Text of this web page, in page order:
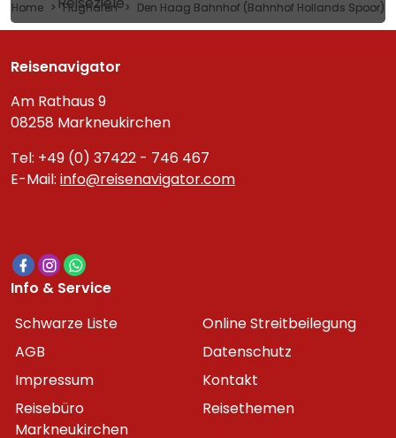
Home Flughafen Den Haag Bahnhof (Bahnhof Hollands Spoor)
Reisenavigator
Am Rathaus 9
08258 Markneukirchen
Tel: +49 (0) 37422 - 746 467
E-Mail: info@reisenavigator.com
Info & Service
Schwarze Liste
Online Streitbeilegung
AGB
Datenschutz
Impressum
Kontakt
Reisebüro
Markneukirchen
Reisethemen